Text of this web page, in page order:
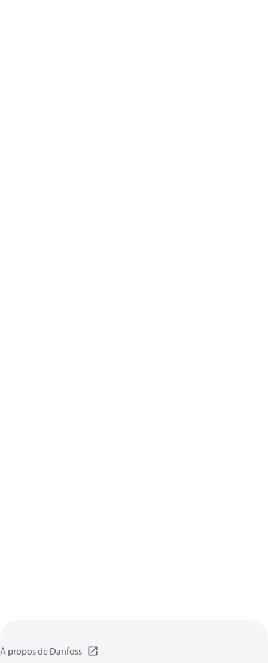
À propos de Danfoss